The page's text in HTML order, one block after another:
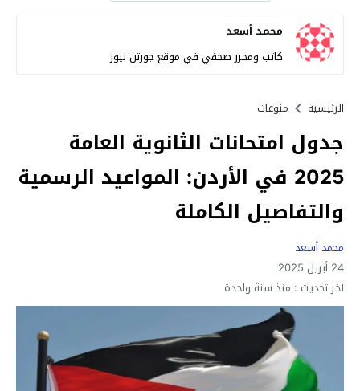
محمد أسعد
كاتب ومحرر صحفي في موقع جورتن نيوز
الرئيسية منوعات
جدول امتحانات الثانوية العامة
2025 في الأردن: المواعيد الرسمية
والتفاصيل الكاملة
محمد أسعد
24 أبريل 2025
آخر تحديث : منذ سنة واحدة